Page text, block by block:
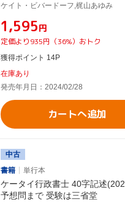
ケイト・ビバードーフ,梶山あゆみ
¥1,595円
定価より935円（36%）おトク
獲得ポイント 14P
在庫あり
発売年月日：2024/02/28
カートへ追加
中古
書籍
単行本
ケータイ行政書士 40字記述
予想問まで 受験は三省堂